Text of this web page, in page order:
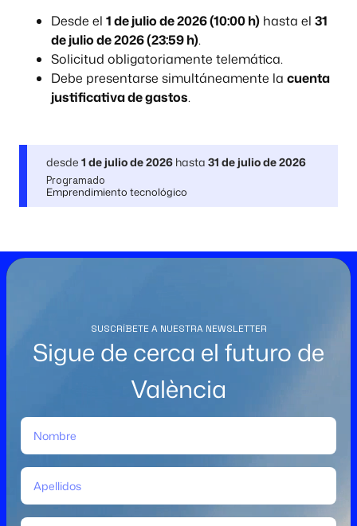
Desde el 1 de julio de 2026 (10:00 h) hasta el 31
de julio de 2026 (23:59 h).
Solicitud obligatoriamente telemática.
Debe presentarse simultáneamente la cuenta
justificativa de gastos.
desde 1 de julio de 2026 hasta 31 de julio de 2026
Programado
Emprendimiento tecnológico
SUSCRÍBETE A NUESTRA NEWSLETTER
Sigue de cerca el futuro de
València